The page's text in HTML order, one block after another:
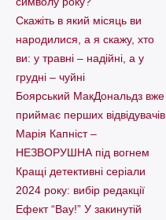
Скажіть в який місяць ви
народилися, а я скажу, хто
ви: у травні – надійні, а у
грудні – чуйні
Боярський МакДональдз вже
приймає перших відвідувачів
Марія Капніст –
НЕЗВОРУШНА під вогнем
Кращі детективні серіали
2024 року: вибір редакції
Ефект “Вау!” У закинутій